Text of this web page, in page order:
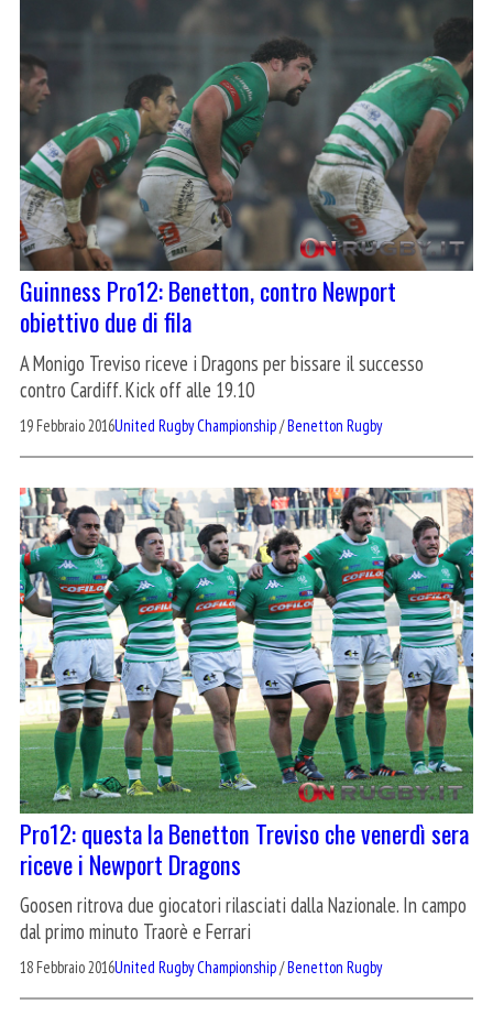
Guinness Pro12: Benetton, contro Newport
obiettivo due di fila
A Monigo Treviso riceve i Dragons per bissare il successo
contro Cardiff. Kick off alle 19.10
19 Febbraio 2016United Rugby Championship/Benetton Rugby
Pro12: questa la Benetton Treviso che venerdì sera
riceve i Newport Dragons
Goosen ritrova due giocatori rilasciati dalla Nazionale. In campo
dal primo minuto Traorè e Ferrari
18 Febbraio 2016United Rugby Championship/Benetton Rugby